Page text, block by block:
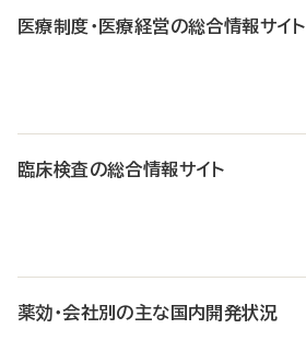
医療制度・医療経営の総合情報サイト
臨床検査の総合情報サイト
薬効・会社別の主な国内開発状況